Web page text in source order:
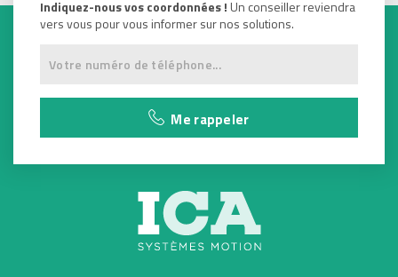
Indiquez-nous vos coordonnées ! Un conseiller reviendra
vers vous pour vous informer sur nos solutions.
Me rappeler